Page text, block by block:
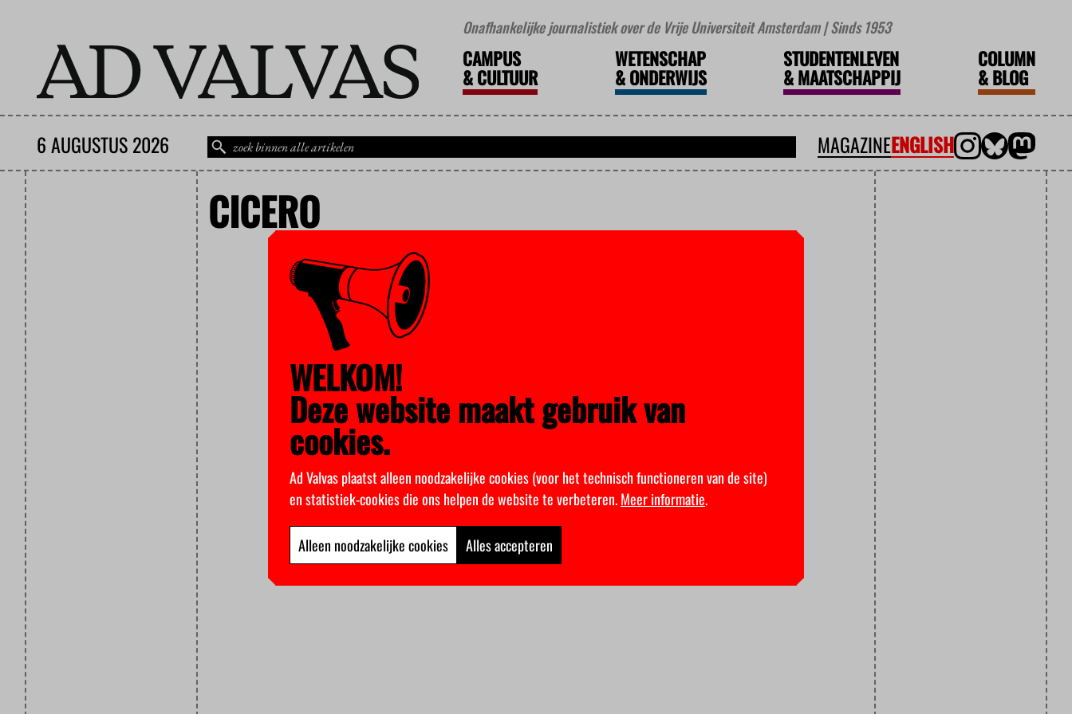
Onafhankelijke journalistiek over de Vrije Universiteit Amsterdam | Sinds 1953
CAMPUS
&CULTUUR
WETENSCHAP
&ONDERWIJS
STUDENTENLEVEN
&MAATSCHAPPIJ
COLUMN
&BLOG
6 AUGUSTUS 2026 MAGAZINEENGLISH
CICERO
WELKOM!
Deze website maakt gebruik van
cookies.
Ad Valvas plaatst alleen noodzakelijke cookies (voor het technisch functioneren van de site)
en statistiek-cookies die ons helpen de website te verbeteren.Meer informatie.
Alleen noodzakelijke cookies Alles accepteren